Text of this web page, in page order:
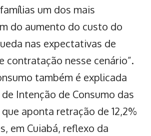
um dos mais
do aumento do custo do
nas expectativas de
contratação nesse cenário”.
também é explicada
Intenção de Consumo das
que aponta retração de 12,2%
em Cuiabá, reflexo da